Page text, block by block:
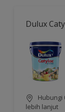
Dulux
Hubungi
lebih lanjut